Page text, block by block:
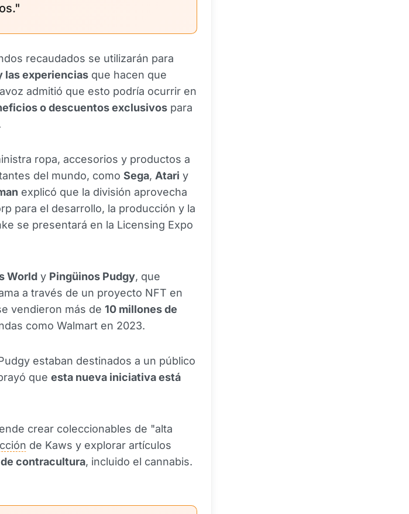
recaudados se utilizarán para
las experiencias que hacen que
admitió que esto podría ocurrir en
o descuentos exclusivos para
ropa, accesorios y productos a
del mundo, como Sega, Atari y
explicó que la división aprovecha
para el desarrollo, la producción y la
se presentará en la Licensing Expo
World y Pingüinos Pudgy, que
a través de un proyecto NFT en
vendieron más de 10 millones de
como Walmart en 2023.
estaban destinados a un público
que esta nueva iniciativa está
crear coleccionables de "alta
de Kaws y explorar artículos
contracultura, incluido el cannabis.